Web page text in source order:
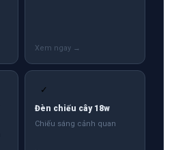
✓
Đèn chiếu cây 18w
Chiếu sáng cảnh quan